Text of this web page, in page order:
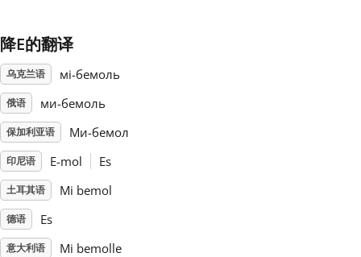
Italiano
Polski
Português
降E的翻译
乌克兰语 мі-бемоль
俄语 ми-бемоль
保加利亚语 Ми-бемол
印尼语 E-mol Es
土耳其语 Mi bemol
德语 Es
意大利语 Mi bemolle